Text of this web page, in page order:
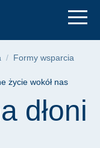
dłoni
Formy wsparcia
życie wokół nas
dłoni